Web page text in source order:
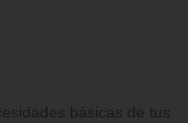
básicas de tus